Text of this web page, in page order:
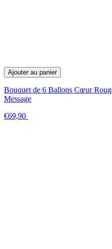
Ajouter au panier
Bouquet de 6 Ballons Cœur
Message
€69,90